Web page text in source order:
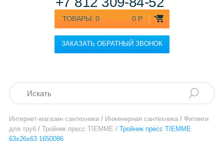
ТОВАРЫ: 0 0 Р.
ЗАКАЗАТЬ ОБРАТНЫЙ ЗВОНОК
Интернет-магазин сантехники / Инженерная сантехника / Фитинги
для труб / Тройник пресс TIEMME / Тройник пресс TIEMME
63x26x63 1650086